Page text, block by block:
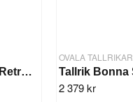
Tallrik Bonna Retro Oval 29x17cm/6st
OVALA TALLRIKAR
2 379 kr